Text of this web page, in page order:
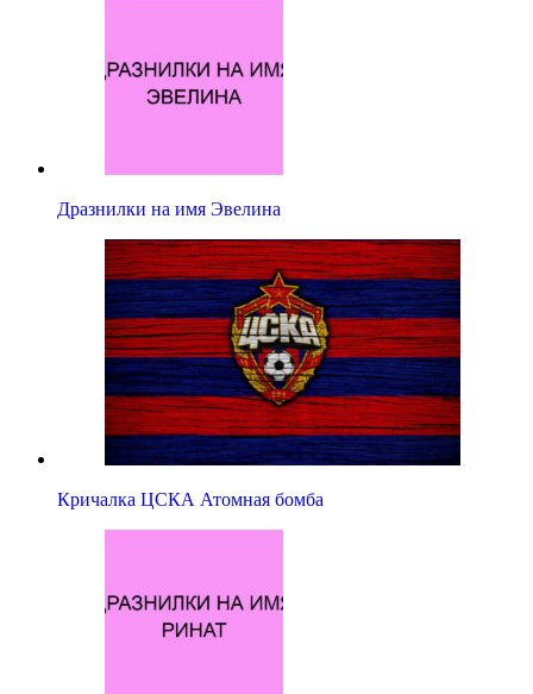
Дразнилки на имя Эвелина
Кричалка ЦСКА Атомная бомба